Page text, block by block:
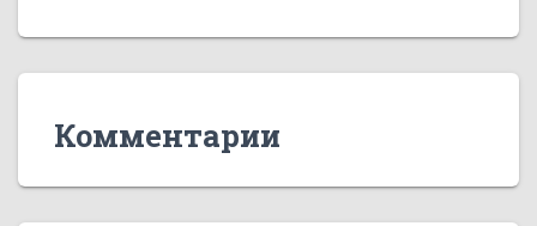
Комментарии